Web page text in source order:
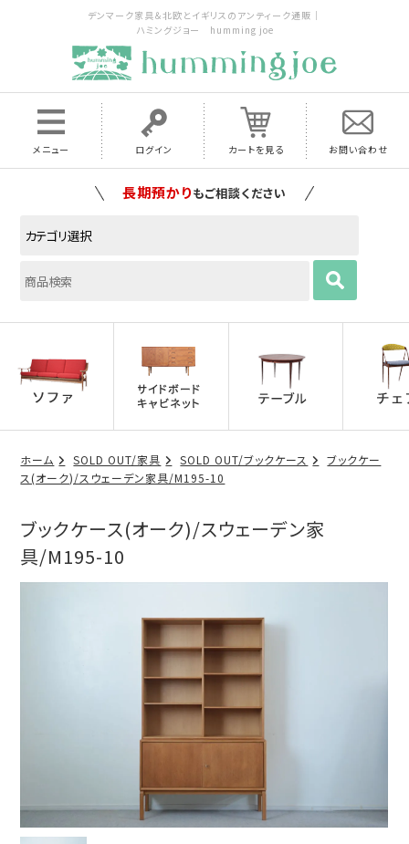
デンマーク家具＆北欧とイギリスのアンティーク通販｜
ハミングジョー humming joe
メニュー ログイン カートを見る お問い合わせ
家具の配送料は全国当店で負担いたします
ホーム SOLD OUT/家具 SOLD OUT/ブックケース
ブックケー
ス(オーク)/スウェーデン家具/M195-10
ブックケース(オーク)/スウェーデン家
具/M195-10